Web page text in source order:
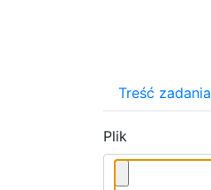
Treść zadania
Plik